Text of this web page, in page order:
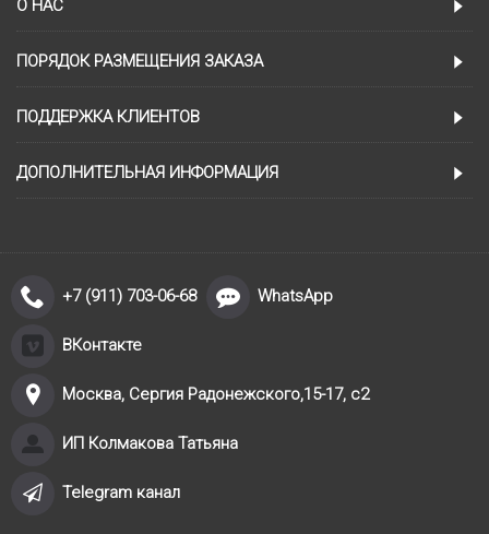
О НАС
ПОРЯДОК РАЗМЕЩЕНИЯ ЗАКАЗА
ПОДДЕРЖКА КЛИЕНТОВ
ДОПОЛНИТЕЛЬНАЯ ИНФОРМАЦИЯ
+7 (911) 703-06-68 WhatsApp
ВКонтакте
Москва, Сергия Радонежского,15-17, с2
ИП Колмакова Татьяна
Telegram канал